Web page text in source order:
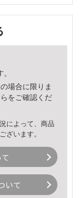
場合に限りま
をご確認くだ
によって、商品
ざいます。
いて